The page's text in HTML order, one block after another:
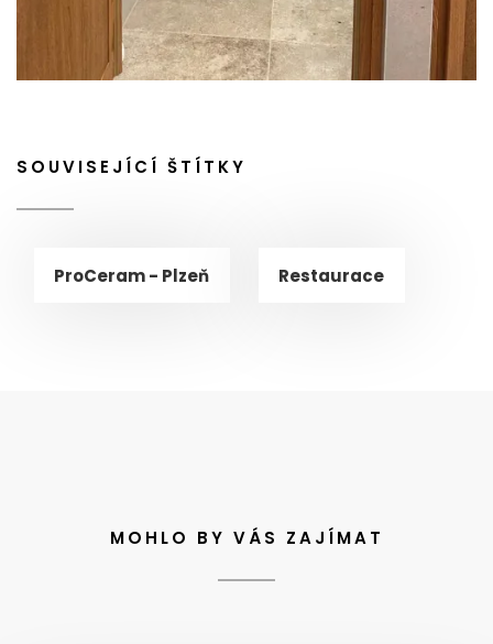
SOUVISEJÍCÍ ŠTÍTKY
ProCeram - Plzeň Restaurace
MOHLO BY VÁS ZAJÍMAT